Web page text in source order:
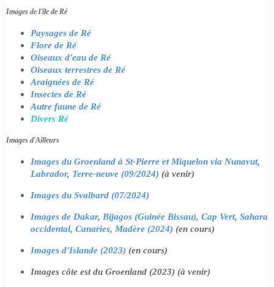
Images de l'île de Ré
Paysages de Ré
Flore de Ré
Oiseaux d'eau de Ré
Oiseaux terrestres de Ré
Araignées de Ré
Insectes de Ré
Autre faune de Ré
Divers Ré
Images d'Ailleurs
Images du Groenland à St-Pierre et Miquelon via Nunavut,
Labrador, Terre-neuve (09/2024) (à venir)
Images du Svalbard (07/2024)
Images de Dakar, Bijagos (Guinée Bissau), Cap Vert, Sahara
occidental, Canaries, Madère (2024) (en cours)
Images d'Islande (2023) (en cours)
Images côte est du Groenland (2023) (à venir)